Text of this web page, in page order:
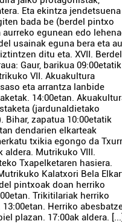
Eta ekintza jendetsuena
bada be (berdel pintxo
aurreko egunean edo
usainak eguna bera eta
ditu eta. XVII. Berdel
Gaur, barikua 09:00etatik
VII. Akuakultura
eta arrantza lanbide
14:00etan.
(jardunaldietako
Bihar, zapatua 10:00etatik
dendarien elkarteak
txikia egongo da
aldera. Mutrikuko VIII.
Txapelketaren hasiera.
Kalatxori Bela
pintxoak doan herriko
Trikitilariak herriko
13:00etan. Herriko
plazan. 17:00ak aldera. [...]